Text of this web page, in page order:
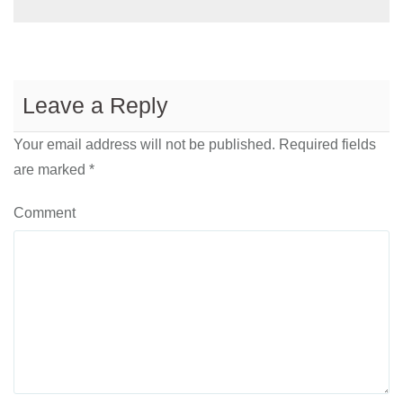
Leave a Reply
Your email address will not be published. Required fields
are marked *
Comment